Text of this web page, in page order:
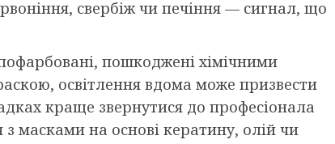
свербіж чи печіння — сигнал, що
пошкоджені хімічними
освітлення вдома може призвести
краще звернутися до професіонала
масками на основі кератину, олій чи